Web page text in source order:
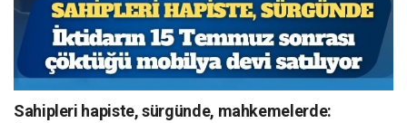
Sahipleri hapiste, sürgünde, mahkemelerde: